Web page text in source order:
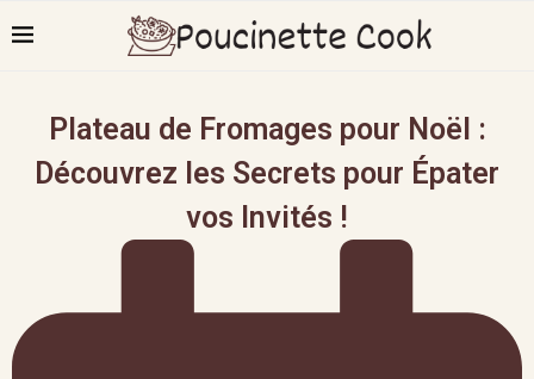
Plateau de Fromages pour Noël :
Découvrez les Secrets pour Épater
vos Invités !